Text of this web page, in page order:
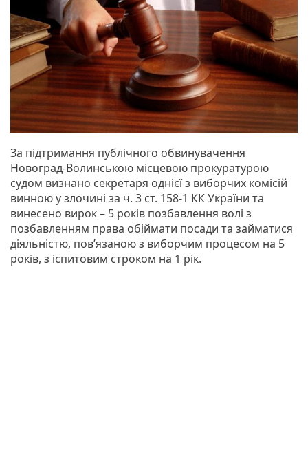
За підтримання публічного обвинувачення
Новоград-Волинською місцевою прокуратурою
судом визнано секретаря однієї з виборчих комісій
винною у злочині за ч. 3 ст. 158-1 КК України та
винесено вирок – 5 років позбавлення волі з
позбавленням права обіймати посади та займатися
діяльністю, пов’язаною з виборчим процесом на 5
років, з іспитовим строком на 1 рік.